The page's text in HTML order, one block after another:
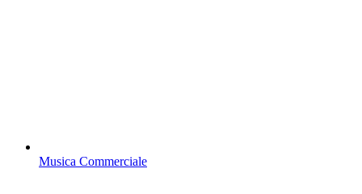
Musica Commerciale